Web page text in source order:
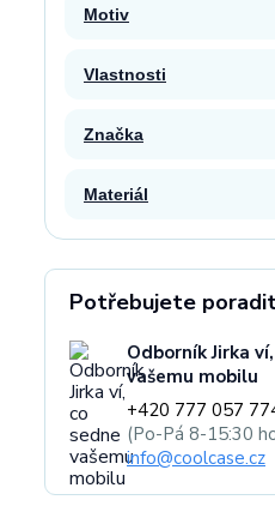
Motiv
Vlastnosti
Značka
Materiál
Potřebujete
Odborník Jirka
vašemu mobilu
+420 777 057
(Po-Pá 8-15:30
info@coolcase.cz